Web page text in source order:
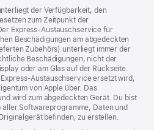
neues
Fenster)
neues
Fenster)
der Verfügbarkeit, den
zum Zeitpunkt der
Express-Austauschservice für
Beschädigungen am abgedeckten
Zubehörs) unterliegt immer der
Beschädigungen, nicht der
oder am Glas auf der Rückseite.
Austauschservice ersetzt wird,
von Apple über. Das
wird zum abgedeckten Gerät. Du bist
Softwareprogramme, Daten und
befinden, zu erstellen.